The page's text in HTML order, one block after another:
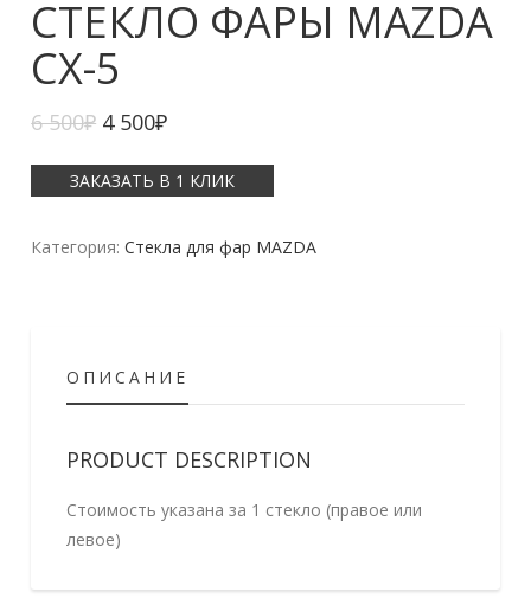
СТЕКЛО ФАРЫ MAZDA
CX-5
6 500₽ 4 500₽
ЗАКАЗАТЬ В 1 КЛИК
Категория:Стекла для фар MAZDA
ОПИСАНИЕ
PRODUCT DESCRIPTION
Стоимость указана за 1 стекло (правое или
левое)